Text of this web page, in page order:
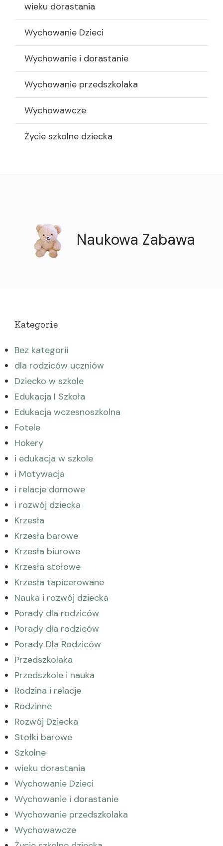
wieku dorastania
Wychowanie Dzieci
Wychowanie i dorastanie
Wychowanie przedszkolaka
Wychowawcze
Życie szkolne dziecka
Naukowa Zabawa
Kategorie
Bez kategorii
dla rodziców uczniów
Dziecko w szkole
Edukacja I Szkoła
Edukacja wczesnoszkolna
Fotele
Hokery
i edukacja w szkole
i Motywacja
i relacje domowe
i rozwój dziecka
Krzesła
Krzesła barowe
Krzesła biurowe
Krzesła stołowe
Krzesła tapicerowane
Nauka i rozwój dziecka
Porady dla rodziców
Porady dla rodziców
Porady Dla Rodziców
Przedszkolaka
Przedszkole i nauka
Rodzina i relacje
Rodzinne
Rozwój Dziecka
Stołki barowe
Szkolne
wieku dorastania
Wychowanie Dzieci
Wychowanie i dorastanie
Wychowanie przedszkolaka
Wychowawcze